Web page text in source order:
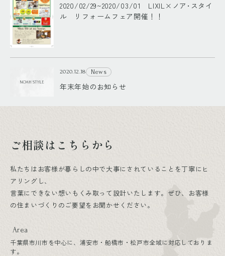
2020/02/29~2020/03/01 LIXIL×ノア･スタイ
ル リフォームフェア開催！！
2020.12.18 News
年末年始のお知らせ
ご相談はこちらから
私たちはお客様が暮らしの中で大事にされていることを丁寧にヒ
アリングし、
言葉にできない想いもくみ取って設計いたします。ぜひ、お客様
の住まいづくりのご要望をお聞かせください。
Area
千葉県市川市を中心に、浦安市・船橋市・松戸市全域に対応しておりま
す。